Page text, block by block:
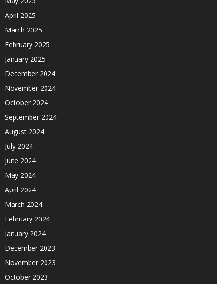
April 2025
March 2025
February 2025
January 2025
December 2024
November 2024
October 2024
September 2024
August 2024
July 2024
June 2024
May 2024
April 2024
March 2024
February 2024
January 2024
December 2023
November 2023
October 2023